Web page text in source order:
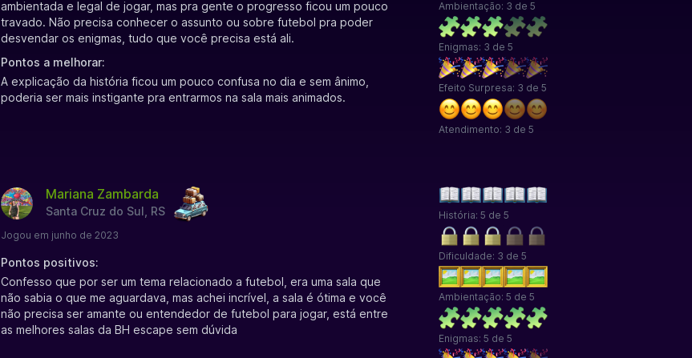
ambientada e legal de jogar, mas pra gente o progresso ficou um pouco
travado. Não precisa conhecer o assunto ou sobre futebol pra poder
desvendar os enigmas, tudo que você precisa está ali.
Pontos a melhorar:
A explicação da história ficou um pouco confusa no dia e sem ânimo,
poderia ser mais instigante pra entrarmos na sala mais animados.
Ambientação: 3 de 5
Enigmas: 3 de 5
Efeito Surpresa: 3 de 5
Atendimento: 3 de 5
Mariana Zambarda
Santa Cruz do Sul, RS
Jogou em junho de 2023
Pontos positivos:
Confesso que por ser um tema relacionado a futebol, era uma sala que
não sabia o que me aguardava, mas achei incrível, a sala é ótima e você
não precisa ser amante ou entendedor de futebol para jogar, está entre
as melhores salas da BH escape sem dúvida
História: 5 de 5
Dificuldade: 3 de 5
Ambientação: 5 de 5
Enigmas: 5 de 5